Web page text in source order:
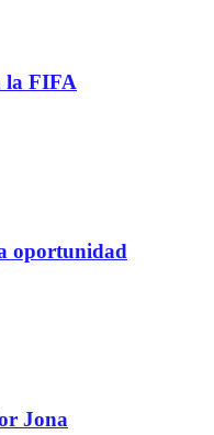
la FIFA
oportunidad
Jona